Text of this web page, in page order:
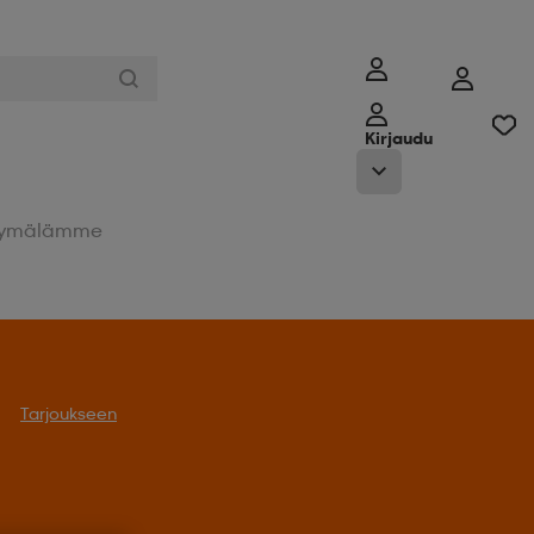
Kirjaudu
Tarjoukseen